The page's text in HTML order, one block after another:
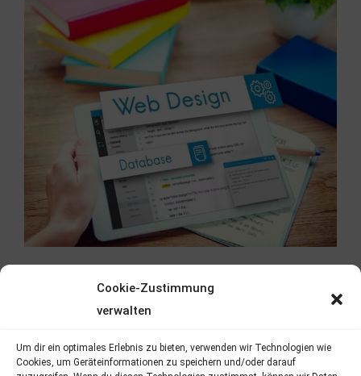
Cookie-Zustimmung
verwalten
Um dir ein optimales Erlebnis zu bieten, verwenden wir Technologien wie
Cookies, um Geräteinformationen zu speichern und/oder darauf